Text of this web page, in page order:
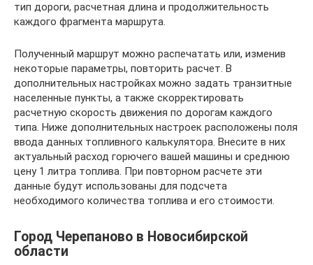
тип дороги, расчетная длина и продолжительность
каждого фрагмента маршрута.
Полученный маршрут можно распечатать или, изменив
некоторые параметры, повторить расчет. В
дополнительных настройках можно задать транзитные
населенные пункты, а также скорректировать
расчетную скорость движения по дорогам каждого
типа. Ниже дополнительных настроек расположены поля
ввода данных топливного калькулятора. Внесите в них
актуальный расход горючего вашей машины и среднюю
цену 1 литра топлива. При повторном расчете эти
данные будут использованы для подсчета
необходимого количества топлива и его стоимости.
Город Черепаново в Новосибирской
области